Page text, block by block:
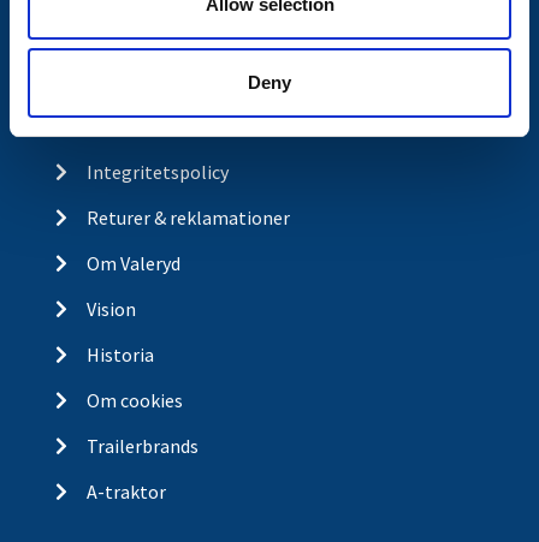
Deny
Kontakt
Köp- och returvillkor
Ångra köp
Integritetspolicy
Returer & reklamationer
Om Valeryd
Vision
Historia
Om cookies
Trailerbrands
A-traktor